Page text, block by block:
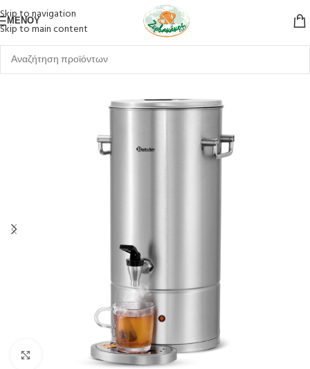
Skip to navigation
Skip to main content
ΜΕΝΟΎ
Κλικ για μεγέθυνση